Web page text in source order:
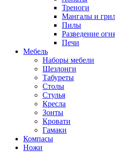
Треноги
Мангалы и
Пилы
Разведение
Печи
Мебель
Наборы мебели
Шезлонги
Табуреты
Столы
Стулья
Кресла
Зонты
Кровати
Гамаки
Компасы
Ножи